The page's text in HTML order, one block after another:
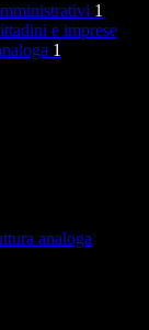
1
e imprese
1
analoga